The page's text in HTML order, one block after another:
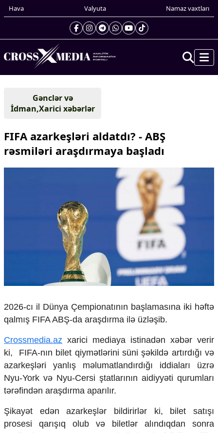
Hava Valyuta Namaz vaxtları
Gündəm
Dünya
Xarici xəbərlər
Cənubi Qafqaz
Türk Dünyası
Çarpaz baxış
Sosioloji
Araşdırma
Multimedia
Video
İnfoqrafika
Podcast
Humanitar
Mədəniyyət
Diaspor
Gənclər və
İdman,Xarici xəbərlər
FIFA azarkeşləri aldatdı? - ABŞ
rəsmiləri araşdırmaya başladı
2026-cı il Dünya Çempionatının başlamasına iki həftə
qalmış FIFA ABŞ-da araşdırma ilə üzləşib.
Crossmedia.az xarici mediaya istinadən xəbər verir
ki, FIFA-nın bilet qiymətlərini süni şəkildə artırdığı və
azarkeşləri yanlış məlumatlandırdığı iddiaları üzrə
Nyu-York və Nyu-Cersi ştatlarının aidiyyəti qurumları
tərəfindən araşdırma aparılır.
Şikayət edən azarkeşlər bildirirlər ki, bilet satışı
prosesi qarışıq olub və biletlər alındıqdan sonra